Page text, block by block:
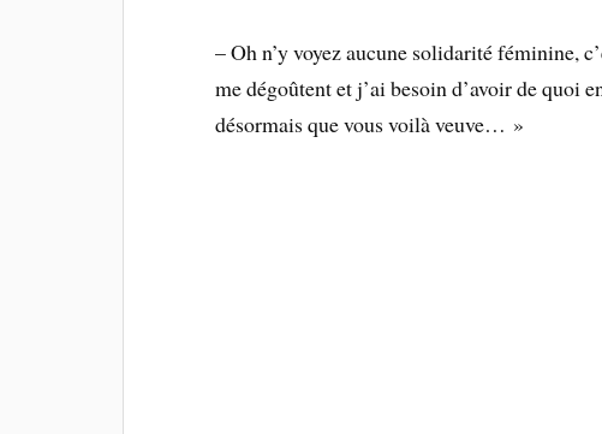
– Oh n’y voyez aucune solidarité féminine,
me dégoûtent et j’ai besoin d’avoir de quoi
désormais que vous voilà veuve… »